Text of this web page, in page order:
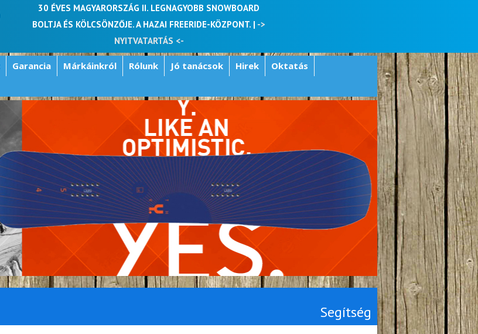
30 ÉVES MAGYARORSZÁG II. LEGNAGYOBB SNOWBOARD
BOLTJA ÉS KÖLCSÖNZŐJE. A HAZAI FREERIDE-KÖZPONT. | ->
NYITVATARTÁS <-
Garancia Márkáinkról Rólunk Jó tanácsok Hirek
Oktatás
Segítség